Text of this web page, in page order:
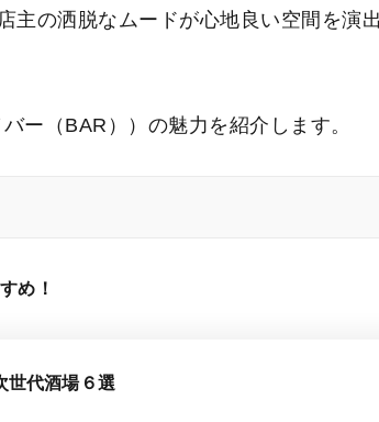
主の洒脱なムードが心地良い空間を演
ー（BAR））の魅力を紹介します。
め！
世代酒場６選